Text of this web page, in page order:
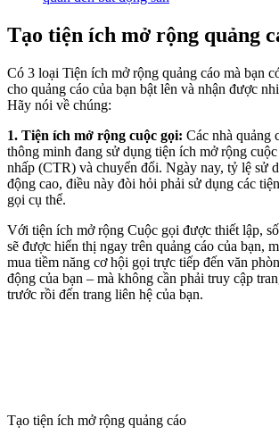
Tạo tiện ích mở rộng quảng
Có 3 loại Tiện ích mở rộng quảng cáo mà bạn
cho quảng cáo của bạn bật lên và nhận được
Hãy nói về chúng:
1. Tiện ích mở rộng cuộc gọi: Các nhà quảng
thông minh đang sử dụng tiện ích mở rộng
nhấp (CTR) và chuyển đổi. Ngày nay, tỷ lệ sử
động cao, điều này đòi hỏi phải sử dụng các
gọi cụ thể.
Với tiện ích mở rộng Cuộc gọi được thiết lập,
sẽ được hiển thị ngay trên quảng cáo của bạn,
mua tiềm năng cơ hội gọi trực tiếp đến văn
động của bạn – mà không cần phải truy cập
trước rồi đến trang liên hệ của bạn.
Tạo tiện ích mở rộng quảng cáo